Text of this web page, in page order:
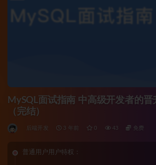
MySQL面试指南 中高级开发者的晋
（完结）
后端开发 3 年前 0 43 免费
普通用户用户特权：